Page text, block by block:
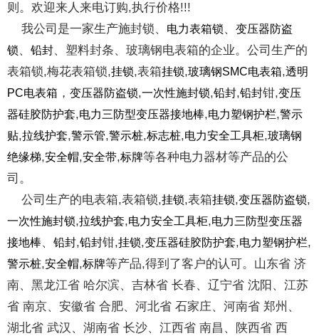
则。欢迎来人来电订购,执行价格!!!
我公司是一家生产施封锁、
电力表箱锁、变压器防盗
锁、铅封、塑料封条、玻璃钢电表箱的企业。公司生产的
表箱锁,梅花表箱锁,挂锁,表箱挂锁,玻璃钢SMC电表箱,透明
PC电表箱 ，变压器防盗锁,一次性施封锁,铅封,铅封钳,变压
器硅胶防护套,电力三防型变压器接地棒,电力塑钢护栏,警示
贴,拉线护套,警示管,警示桩,标志桩,电力安全工具柜,玻璃钢
绝缘梯,安全帽,安全带,标牌等各种电力器材等产品的公
司。
公司生产的电表箱,表箱锁,挂锁,表箱挂锁,变压器防盗锁,
一次性施封锁,拉线护套,电力安全工具柜,电力三防型变压器
接地棒、铅封,铅封钳,挂锁,变压器硅胶防护套,电力塑钢护栏,
警示桩,安全帽,标牌等产品,得到了客户的认可。山东省 济
南、黑龙江省 哈尔滨、吉林省 长春、辽宁省 沈阳、江苏
省 南京、安徽省 合肥、河北省 石家庄、河南省 郑州、
湖北省 武汉、湖南省 长沙、江西省 南昌、陕西省 西